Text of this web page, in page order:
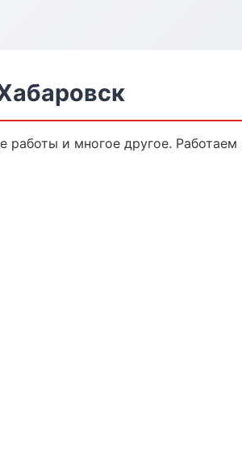
работы и многое другое.